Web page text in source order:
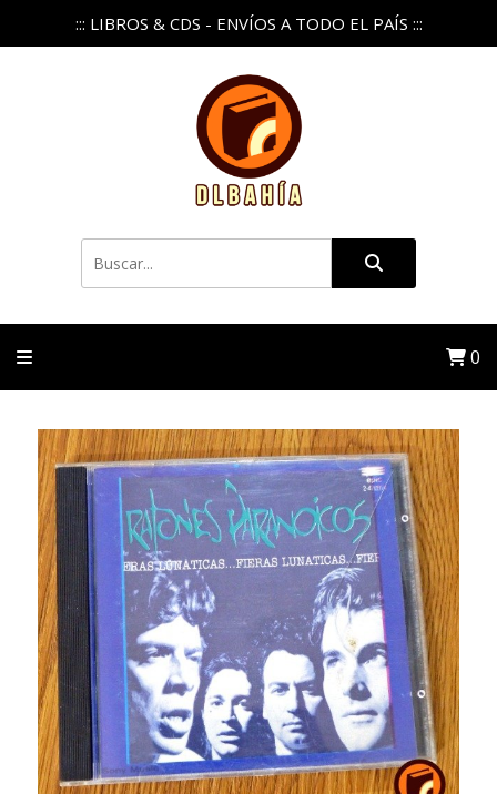
::: LIBROS & CDS - ENVÍOS A TODO EL PAÍS :::
0